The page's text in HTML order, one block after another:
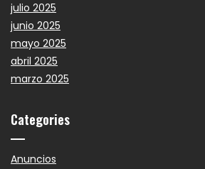
julio 2025
junio 2025
mayo 2025
abril 2025
marzo 2025
Categories
Anuncios